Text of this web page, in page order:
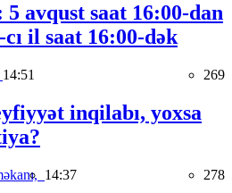
avqust saat 16:00-dan
il saat 16:00-dək
14:51 269
inqilabı, yoxsa
14:37 278